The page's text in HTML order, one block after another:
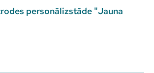
personālizstāde "Jauna